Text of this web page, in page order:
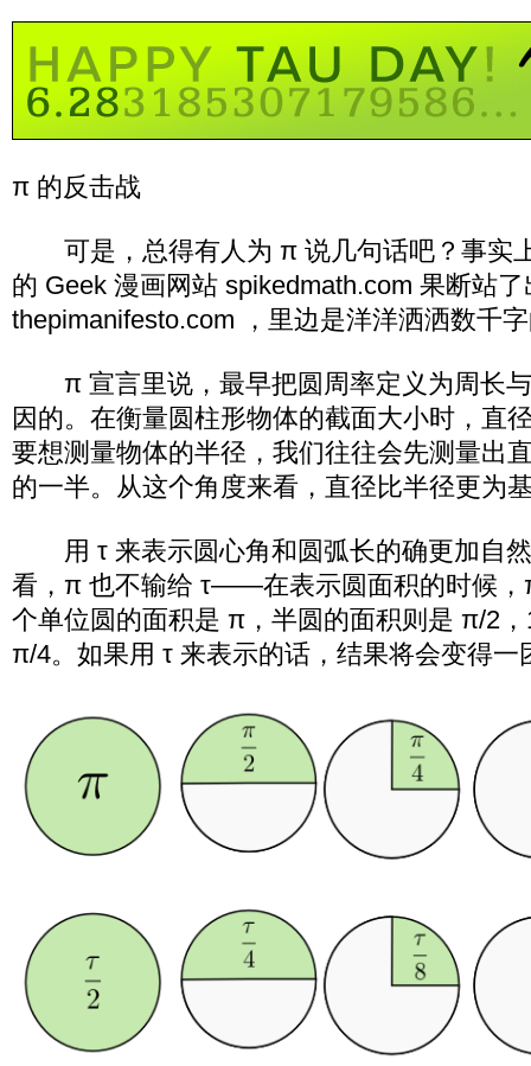
π 的反击战
可是，总得有人为 π 说几句话吧？事实
的 Geek 漫画网站 spikedmath.com 果断站
thepimanifesto.com ，里边是洋洋洒洒数千
π 宣言里说，最早把圆周率定义为周长与
因的。在衡量圆柱形物体的截面大小时，直
要想测量物体的半径，我们往往会先测量出
的一半。从这个角度来看，直径比半径更为
用 τ 来表示圆心角和圆弧长的确更加自
看，π 也不输给 τ——在表示圆面积的时候，
个单位圆的面积是 π，半圆的面积则是 π/2
π/4。如果用 τ 来表示的话，结果将会变得一